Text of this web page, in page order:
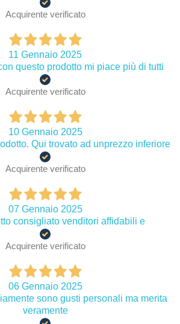
Acquirente verificato
11 Gennaio 2025
questo prodotto mi piace più di tutti
Acquirente verificato
10 Gennaio 2025
Qui trovato ad unprezzo inferiore
Acquirente verificato
07 Gennaio 2025
consigliato venditori affidabili e
Acquirente verificato
06 Gennaio 2025
sono gusti personali ma merita
veramente